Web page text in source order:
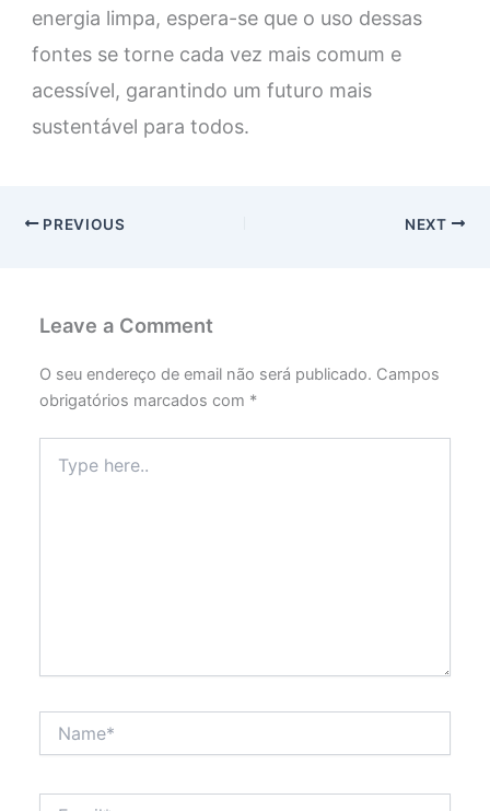
energia limpa, espera-se que o uso dessas
fontes se torne cada vez mais comum e
acessível, garantindo um futuro mais
sustentável para todos.
PREVIOUS NEXT
Leave a Comment
O seu endereço de email não será publicado. Campos
obrigatórios marcados com *
here..